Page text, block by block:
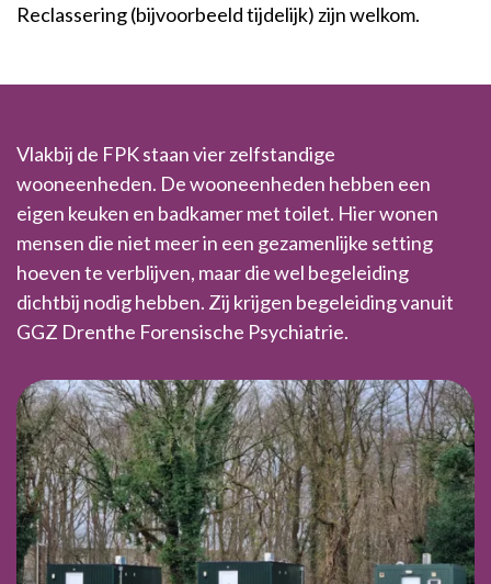
Reclassering (bijvoorbeeld tijdelijk) zijn welkom.
Vlakbij de FPK staan vier zelfstandige
wooneenheden. De wooneenheden hebben een
eigen keuken en badkamer met toilet. Hier wonen
mensen die niet meer in een gezamenlijke setting
hoeven te verblijven, maar die wel begeleiding
dichtbij nodig hebben. Zij krijgen begeleiding vanuit
GGZ Drenthe Forensische Psychiatrie.